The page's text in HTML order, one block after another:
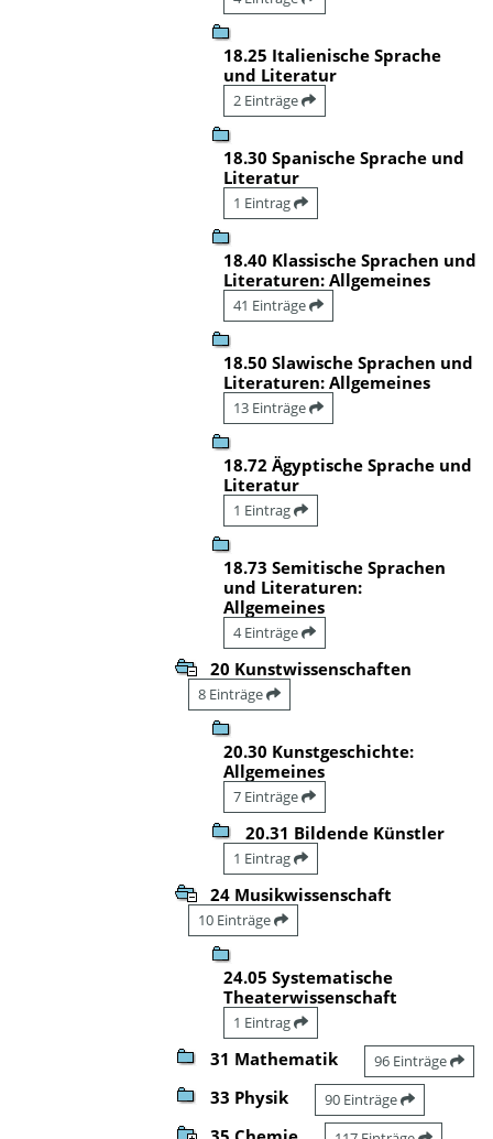
18.25 Italienische Sprache
und Literatur
2 Einträge
18.30 Spanische Sprache und
Literatur
1 Eintrag
18.40 Klassische Sprachen und
Literaturen: Allgemeines
41 Einträge
18.50 Slawische Sprachen und
Literaturen: Allgemeines
13 Einträge
18.72 Ägyptische Sprache und
Literatur
1 Eintrag
18.73 Semitische Sprachen
und Literaturen:
Allgemeines
4 Einträge
20 Kunstwissenschaften
8 Einträge
20.30 Kunstgeschichte:
Allgemeines
7 Einträge
20.31 Bildende Künstler
1 Eintrag
24 Musikwissenschaft
10 Einträge
24.05 Systematische
Theaterwissenschaft
1 Eintrag
31 Mathematik 96 Einträge
33 Physik 90 Einträge